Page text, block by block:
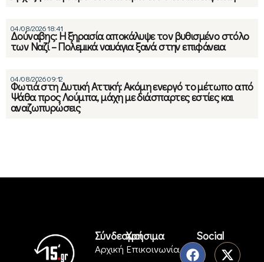
04/08/2026 18:41
Δούναβης: Η ξηρασία αποκάλυψε τον βυθισμένο στόλο
των Ναζί – Πολεμικά ναυάγια ξανά στην επιφάνεια
04/08/2026 09:12
Φωτιά στη Δυτική Αττική: Ακόμη ενεργό το μέτωπο από
Ψάθα προς Λούμπα, μάχη με διάσπαρτες εστίες και
αναζωπυρώσεις
Σύνδεσμοι
Αρχική
Χρήσιμα
Επικοινωνία
Social